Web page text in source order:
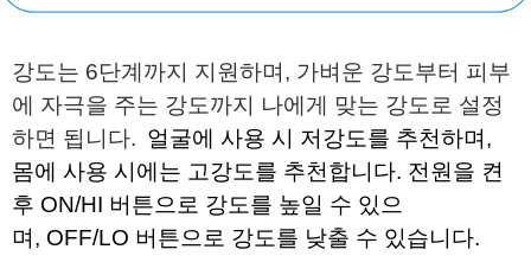
강도는 6단계까지 지원하며, 가벼운 강도부터 피부
에 자극을 주는 강도까지 나에게 맞는 강도로 설정
하면 됩니다. 얼굴에 사용 시 저강도를 추천하며,
몸에 사용 시에는 고강도를 추천합니다. 전원을 켠
후 ON/HI 버튼으로 강도를 높일 수 있으
며, OFF/LO 버튼으로 강도를 낮출 수 있습니다.